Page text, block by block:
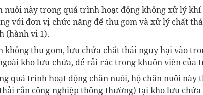
nuôi này trong quá trình hoạt động không xử lý
với đơn vị chức năng để thu gom và xử lý chất
(hành vi 1).
không thu gom, lưu chứa chất thải nguy hại vào
kho lưu chứa, để rải rác trong khuôn viên của
quá trình hoạt động chăn nuôi, hộ chăn nuôi này
rắn công nghiệp thông thường) tại kho lưu